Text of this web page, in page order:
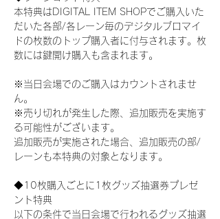
本特典はDIGITAL ITEM SHOPでご購入いた
だいた各部/各レーン毎のデジタルブロマイ
ドの枚数のトップ購入者に付与されます。枚
数には鍵開け購入も含まれます。
※当日会場でのご購入はカウントされませ
ん。
※売り切れが発生した際、追加販売を実施す
る可能性がございます。
追加販売が実施された場合、追加販売の部/
レーンも本特典の対象となります。
◆10枚購入ごとに1枚グッズ抽選券プレゼ
ント特典
以下の条件で当日会場で行われるグッズ抽選